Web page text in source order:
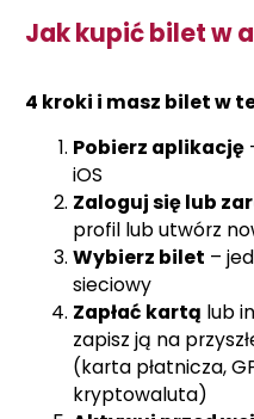
Jak kupić bilet w
4 kroki i masz bilet w
Pobierz aplikację
iOS
Zaloguj się lub
profil lub utwórz
Wybierz bilet –
sieciowy
Zapłać kartą lub
zapisz ją na
(karta płatnicza,
kryptowaluta)